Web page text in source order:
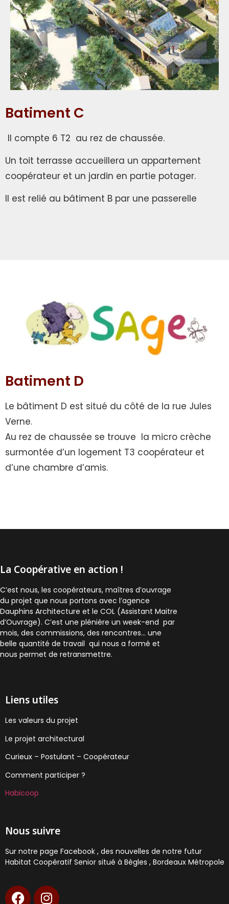
Batiment C
Il compte 6 T2 au rez de chaussée.
Un toit terrasse accueillera un appartement
coopérateur et un jardin en partie potager.
Il est relié au bâtiment B par une passerelle
Batiment D
Le bâtiment D est situé du côté de la rue Jules
Verne.
Au rez de chaussée se trouve la micro crèche
surmontée d’un logement T3 coopérateur et
d’une chambre d’amis.
La Coopérative en action !
C’est nous, les coopérateurs, maîtres d’ouvrage
du projet que nous portons avec l’agence
Dauphins Architecture et le COL (Assistant Maitre
d’Ouvrage). C’est une plénière un week-end par
mois, des commissions, des rencontres… une
belle quantité de travail qui nous a formé et
nous permet de retransmettre.
Liens utiles
Les valeurs du projet
Le projet architectural
Curieux – Postulant – Coopérateur
Comment participer ?
Habicoop
Nous suivre
Sur notre page Facebook , des nouvelles de notre futur
Habitat Coopératif Senior situé à Bègles , Bordeaux Métropole